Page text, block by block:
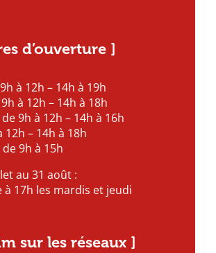
d’ouverture ]
à 12h – 14h à 19h
à 12h – 14h à 18h
9h à 12h – 14h à 16h
12h – 14h à 18h
9h à 15h
au 31 août :
à 17h les mardis et jeudi
sur les réseaux ]